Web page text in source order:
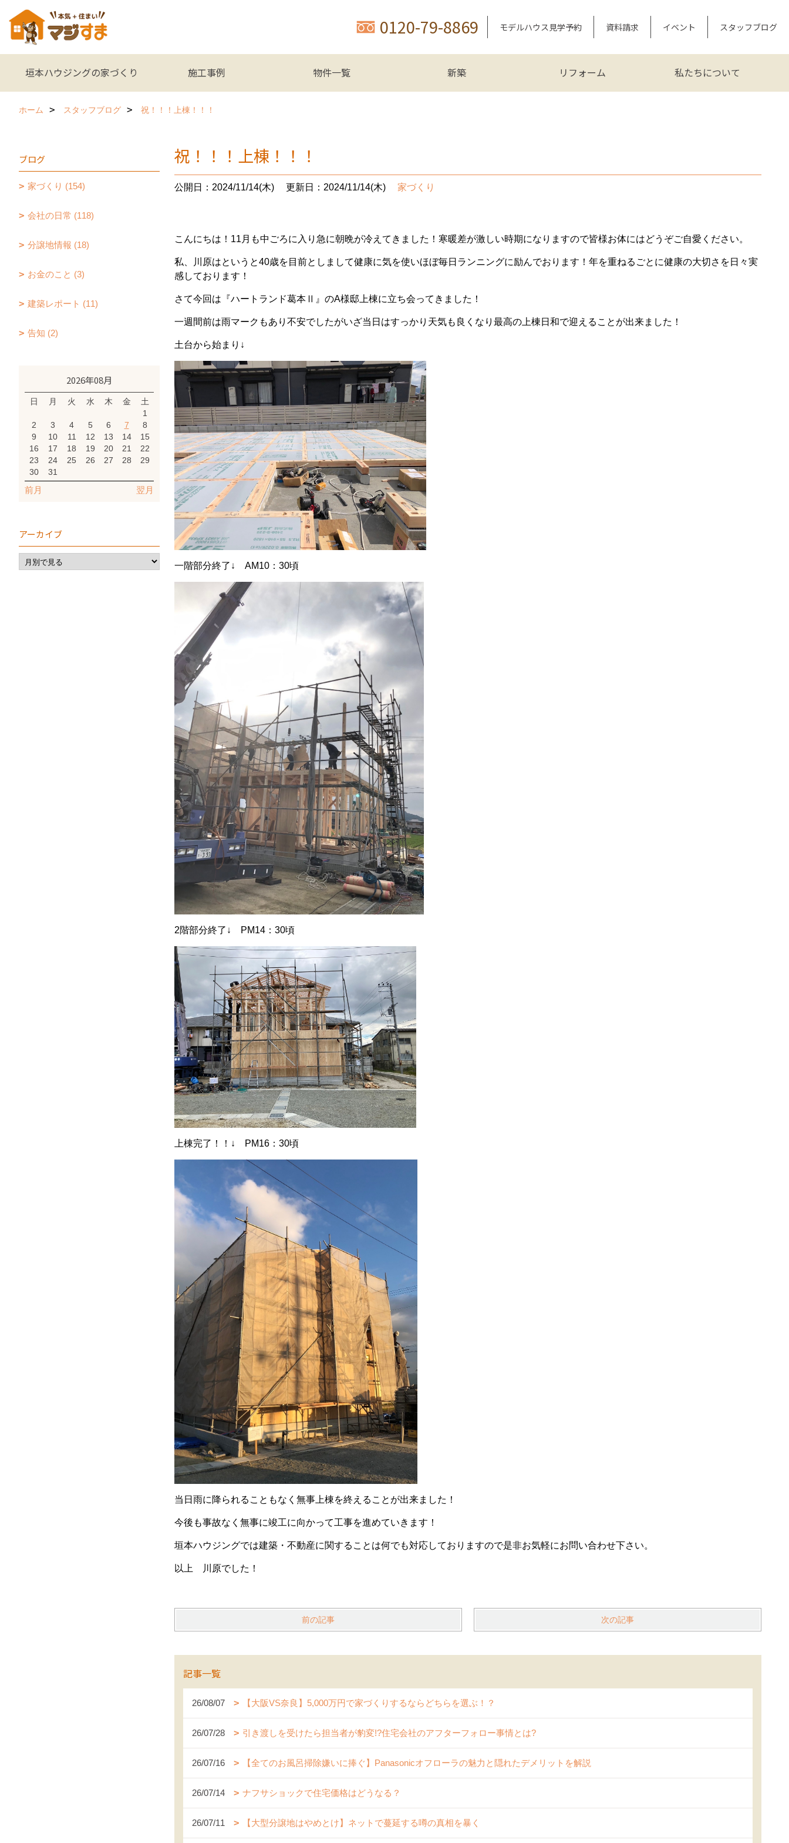
0120-79-8869 モデルハウス見学予約 資料請求 イベント スタッフブログ
垣本ハウジングの家づくり 施工事例 物件一覧 新築 リフォーム 私たちについて
ホーム スタッフブログ 祝！！！上棟！！！
祝！！！上棟！！！
公開日：2024/11/14(木) 更新日：2024/11/14(木) 家づくり
こんにちは！11月も中ごろに入り急に朝晩が冷えてきました！寒暖差が激しい時期になりますので皆様お体にはどうぞご自愛ください。
私、川原はというと40歳を目前としまして健康に気を使いほぼ毎日ランニングに励んでおります！年を重ねるごとに健康の大切さを日々実
感しております！
さて今回は『ハートランド葛本Ⅱ』のA様邸上棟に立ち会ってきました！
一週間前は雨マークもあり不安でしたがいざ当日はすっかり天気も良くなり最高の上棟日和で迎えることが出来ました！
土台から始まり↓
一階部分終了↓ AM10：30頃
2階部分終了↓ PM14：30頃
上棟完了！！↓ PM16：30頃
当日雨に降られることもなく無事上棟を終えることが出来ました！
今後も事故なく無事に竣工に向かって工事を進めていきます！
垣本ハウジングでは建築・不動産に関することは何でも対応しておりますので是非お気軽にお問い合わせ下さい。
以上 川原でした！
前の記事 次の記事
記事一覧
26/08/07 【大阪VS奈良】5,000万円で家づくりするならどちらを選ぶ！？
26/07/28 引き渡しを受けたら担当者が豹変!?住宅会社のアフターフォロー事情とは?
26/07/16 【全てのお風呂掃除嫌いに捧ぐ】Panasonicオフローラの魅力と隠れたデメリットを解説
26/07/14 ナフサショックで住宅価格はどうなる？
26/07/11 【大型分譲地はやめとけ】ネットで蔓延する噂の真相を暴く
ブログ
家づくり (154)
会社の日常 (118)
分譲地情報 (18)
お金のこと (3)
建築レポート (11)
告知 (2)
2026年08月
日 月 火 水 木 金
土
1
2
3 4 5 6 7
8
9
10 11 12 13 14
15
16
17 18 19 20 21
22
23
24 25 26 27 28
29
30
31
前月 翌月
アーカイブ